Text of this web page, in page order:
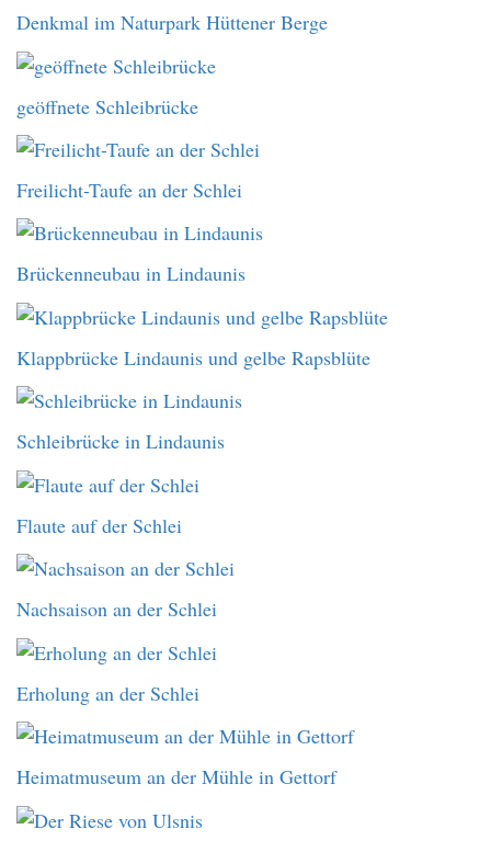
Denkmal im Naturpark Hüttener Berge
geöffnete Schleibrücke
Freilicht-Taufe an der Schlei
Brückenneubau in Lindaunis
Klappbrücke Lindaunis und gelbe Rapsblüte
Schleibrücke in Lindaunis
Flaute auf der Schlei
Nachsaison an der Schlei
Erholung an der Schlei
Heimatmuseum an der Mühle in Gettorf